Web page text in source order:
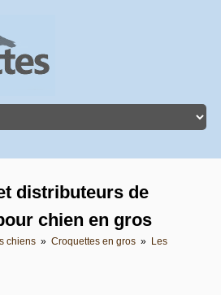
distributeurs de
chien en gros
chiens » Croquettes en gros » Les